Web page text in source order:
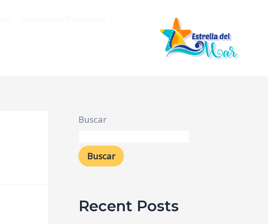
Buscar
Buscar
Recent Posts